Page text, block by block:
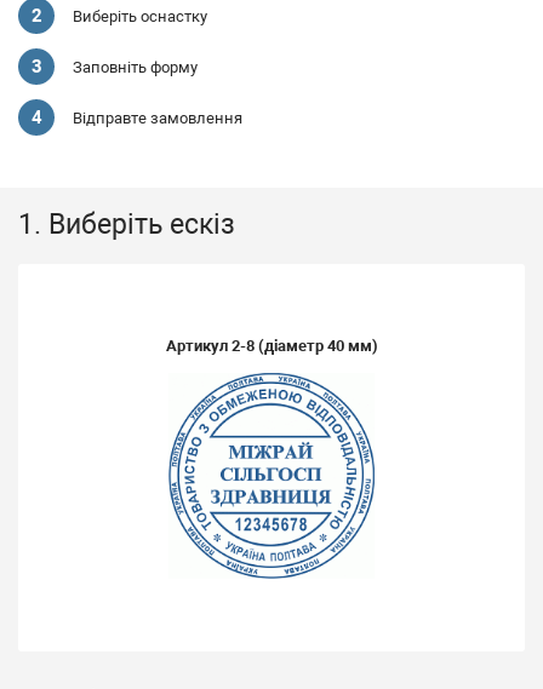
Виберіть оснастку
Заповніть форму
Відправте замовлення
1. Виберіть ескіз
Артикул 2-8(діаметр 40 мм)